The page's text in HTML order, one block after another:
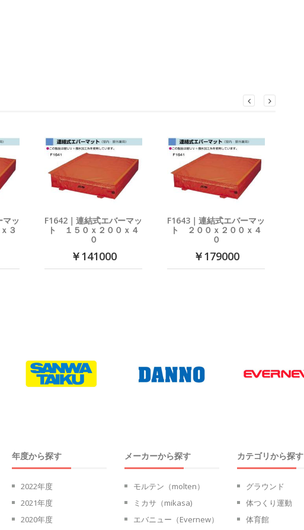
マッ
３
F1642｜連結式エバーマッ
ト １５０ｘ２００ｘ４
０
￥141000
F1643｜連結式エバーマッ
ト ２００ｘ２００ｘ４
０
￥179000
年度から探す
2022年度
2021年度
2020年度
メーカーから探す
モルテン（molten）
ミカサ（mikasa)
エバニュー（Evernew）
カテゴリから探す
グラウンド
体つくり運動
体育館